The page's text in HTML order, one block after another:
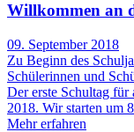
Willkommen an
09. September 2018
Zu Beginn des
Schülerinnen und
Der erste Schultag für
2018. Wir starten um
Mehr erfahren